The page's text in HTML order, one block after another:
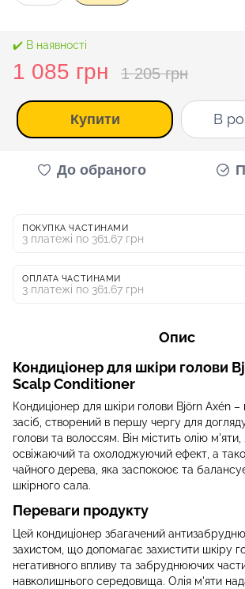
✔️ В наявності
1 085 грн 1 205 грн
Купити В
До обраного
ПОКУПКА ЧАСТИНАМИ
3 платежі по 361.67 грн
ОПЛАТА ЧАСТИНАМИ
3 платежі по 361.67 грн
Опис
Кондиціонер для шкіри голови
Scalp Conditioner
Кондиціонер для шкіри голови Björn Axén –
засіб, створений в першу чергу для
голови та волоссям. Він містить олію м'яти,
освіжаючий та охолоджуючий ефект, а
чайного дерева, яка заспокоює та
шкірного сала.
Переваги продукту
Цей кондиціонер збагачений
захистом, що допомагає захистити шкіру
негативного впливу та забруднюючих
навколишнього середовища. Олія м'яти